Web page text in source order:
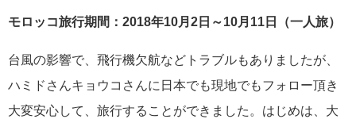
モロッコ旅行期間：2018年10月2日～10月11日（一人旅）
台風の影響で、飛行機欠航などトラブルもありましたが、
ハミドさんキョウコさんに日本でも現地でもフォロー頂き
大変安心して、旅行することができました。はじめは、大